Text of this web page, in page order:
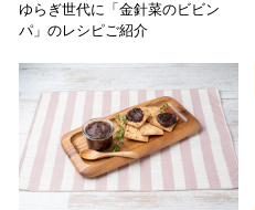
ゆらぎ世代に「金針菜のビビン
パ」のレシピご紹介